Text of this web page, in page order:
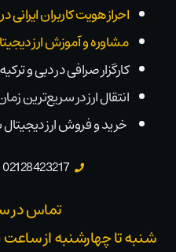
احراز هویت کاربران ایرانی
مشاوره و آموزش ارز
کارگزار صرافی در دبی و ترکیه
انتقال ارز در سریع‌ترین
خرید و فروش ارز
02128423217
تماس در